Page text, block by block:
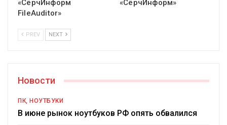
«СёрчИнформ
FileAuditor»
«СёрчИнформ»
PREV NEXT
Новости
ПК, НОУТБУКИ
В июне рынок ноутбуков РФ опять обвалился